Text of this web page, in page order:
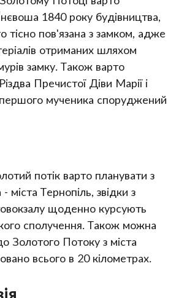
1840 року будівництва,
тісно пов'язана з замком, адже
отриманих шляхом
замку. Також варто
Пречистої Діви Марії і
мученика споруджений
потік варто планувати з
міста Тернопіль, звідки з
щоденно курсують
сполучення. Також можна
Золотого Потоку з міста
всього в 20 кілометрах.